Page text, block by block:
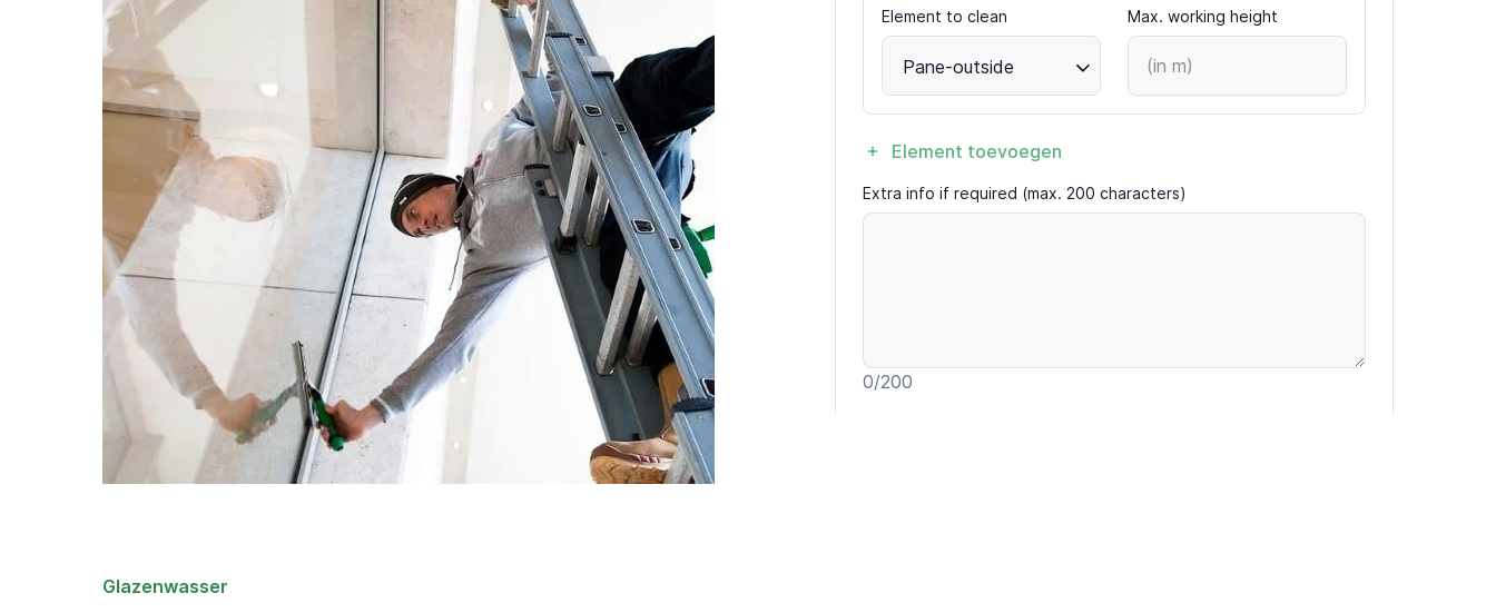
Element to clean
Pane-outside
Max. working height
Element toevoegen
Extra info if required (max. 200 characters)
0/200
Glazenwasser